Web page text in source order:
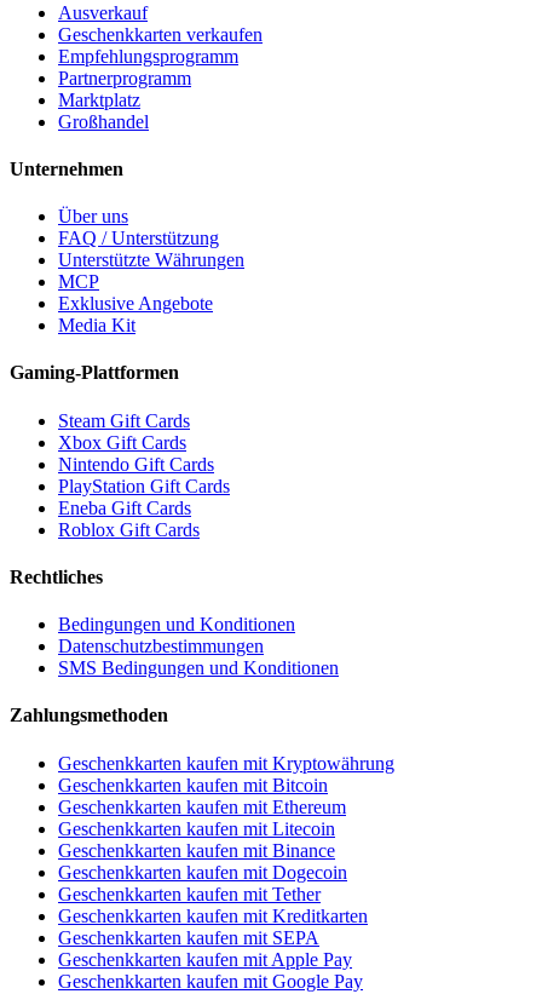
Ausverkauf
Geschenkkarten verkaufen
Empfehlungsprogramm
Partnerprogramm
Marktplatz
Großhandel
Unternehmen
Über uns
FAQ / Unterstützung
Unterstützte Währungen
MCP
Exklusive Angebote
Media Kit
Gaming-Plattformen
Steam Gift Cards
Xbox Gift Cards
Nintendo Gift Cards
PlayStation Gift Cards
Eneba Gift Cards
Roblox Gift Cards
Rechtliches
Bedingungen und Konditionen
Datenschutzbestimmungen
SMS Bedingungen und Konditionen
Zahlungsmethoden
Geschenkkarten kaufen mit Kryptowährung
Geschenkkarten kaufen mit Bitcoin
Geschenkkarten kaufen mit Ethereum
Geschenkkarten kaufen mit Litecoin
Geschenkkarten kaufen mit Binance
Geschenkkarten kaufen mit Dogecoin
Geschenkkarten kaufen mit Tether
Geschenkkarten kaufen mit Kreditkarten
Geschenkkarten kaufen mit SEPA
Geschenkkarten kaufen mit Apple Pay
Geschenkkarten kaufen mit Google Pay